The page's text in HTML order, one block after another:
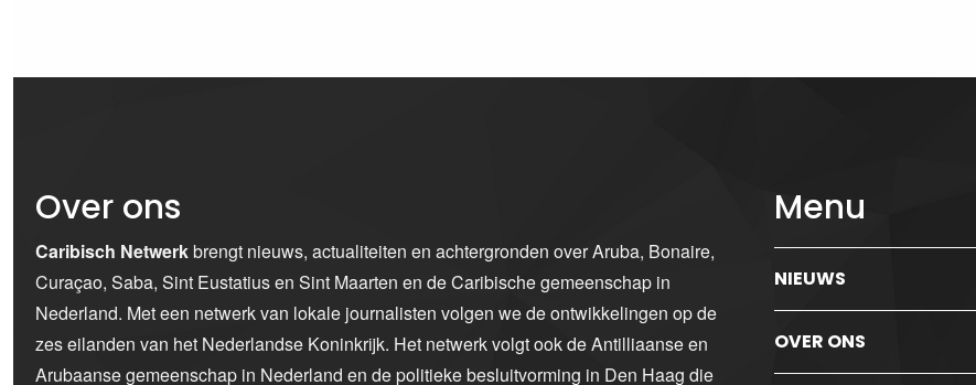
Over ons
Caribisch Netwerkbrengt nieuws, actualiteiten en achtergronden over Aruba, Bonaire,
Curaçao, Saba, Sint Eustatius en Sint Maarten en de Caribische gemeenschap in
Nederland. Met een netwerk van lokale journalisten volgen we de ontwikkelingen op de
zes eilanden van het Nederlandse Koninkrijk. Het netwerk volgt ook de Antilliaanse en
Arubaanse gemeenschap in Nederland en de politieke besluitvorming in Den Haag die
Menu
NIEUWS
OVER ONS